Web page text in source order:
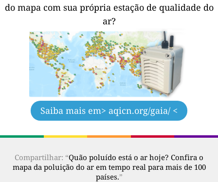
do mapa com sua própria estação de qualidade do
ar?
Saiba mais em> aqicn.org/gaia/ <
Compartilhar: “Quão poluído está o ar hoje? Confira o
mapa da poluição do ar em tempo real para mais de 100
países.”